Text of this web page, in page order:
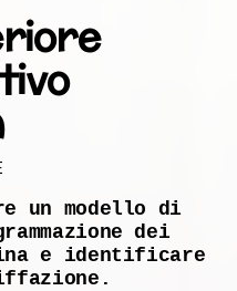
un modello di
dei
e identificare